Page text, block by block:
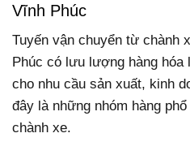
Vĩnh Phúc
Tuyến vận chuyển từ chành
Phúc có lưu lượng hàng
cho nhu cầu sản xuất, kinh
đây là những nhóm hàng
chành xe.